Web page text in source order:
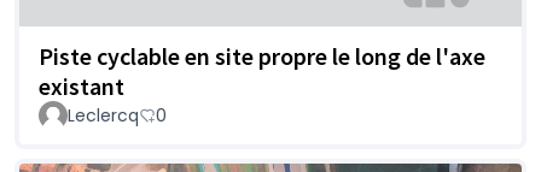
Piste cyclable en site propre le long de l'axe
existant
Leclercq 0